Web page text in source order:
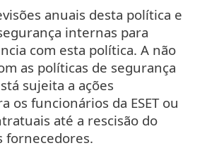
anuais desta política e
internas para
com esta política. A não
as políticas de segurança
sujeita a ações
os funcionários da ESET ou
até a rescisão do
fornecedores.